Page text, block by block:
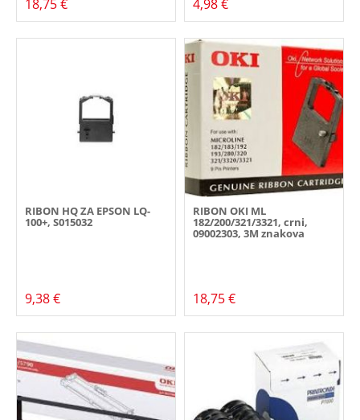
18,75 € 4,98 €
RIBON HQ ZA EPSON LQ-
100+, S015032
9,38 €
RIBON OKI ML
182/200/321/3321, crni,
09002303, 3M znakova
18,75 €